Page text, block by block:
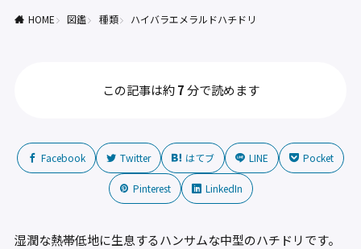
HOME 図鑑 種類 ハイバラエメラルドハチドリ
この記事は約7分で読めます
Facebook Twitter はてブ LINE Pocket
Pinterest LinkedIn
湿潤な熱帯低地に生息するハンサムな中型のハチドリです。